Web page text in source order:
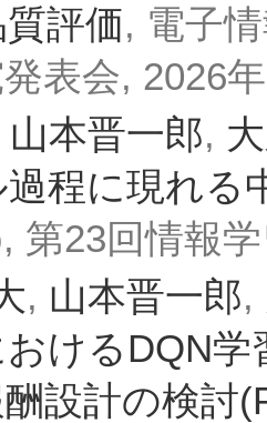
評価, 電子
表会, 2026
山本晋一郎,
程に現れる
, 第23回情報
, 山本晋一郎,
けるDQN
設計の検討